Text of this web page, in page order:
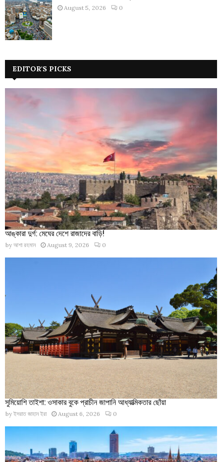
August 5, 2026 0
EDITOR'S PICKS
আঙ্কারা দুর্গ: মেঘের দেশে রাজাদের বাড়ি!
by আশা রহমান August 9, 2026 0
সুমিয়োশি তাইশা: ওসাকার বুকে প্রাচীন জাপানি আধ্যাত্মিকতার ছোঁয়া
by ইসরাত জাহান ইরা August 6, 2026 0